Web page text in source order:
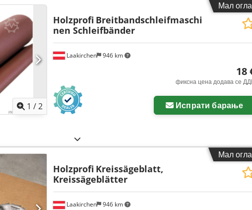
Мал
Побарајте повеќе
1 /2
Laakirchen 946 km
Holzprofi Breitbandschleifmaschi
nen Schleifbänder
18
фиксна цена додава се
Испрати барање
Мал
Laakirchen 946 km
Holzprofi Kreissägeblatt,
Kreissägeblätter